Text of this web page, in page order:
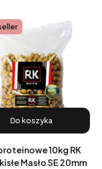
Do koszyka
10kg RK
Masło SE 20mm